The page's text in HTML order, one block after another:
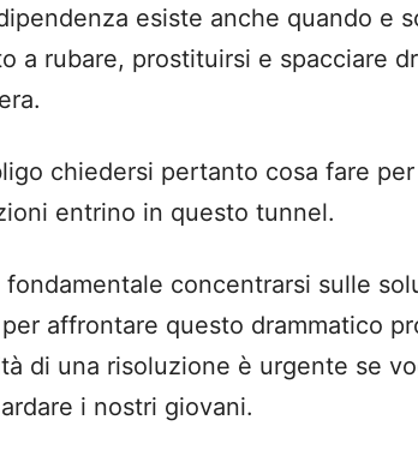
esiste anche quando e
a rubare, prostituirsi e spacciare
chiedersi pertanto cosa fare
entrino in questo tunnel.
fondamentale concentrarsi sulle
affrontare questo drammatico
di una risoluzione è urgente se
i nostri giovani.